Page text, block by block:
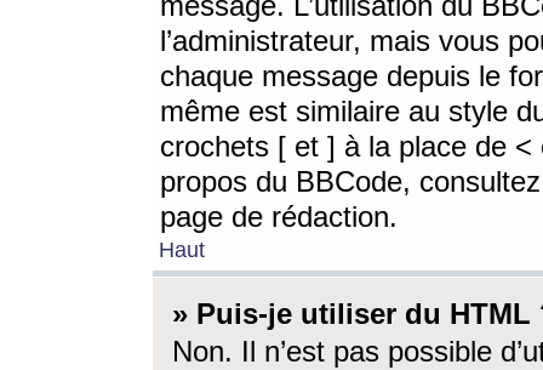
l’administrateur, mais vous
chaque message depuis le
même est similaire au style
crochets [ et ] à la place de <
propos du BBCode,
page de rédaction.
Haut
» Puis-je utiliser du HTML
Non. Il n’est pas possible